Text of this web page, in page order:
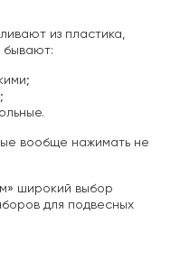
из пластика,
вообще нажимать не
широкий выбор
для подвесных